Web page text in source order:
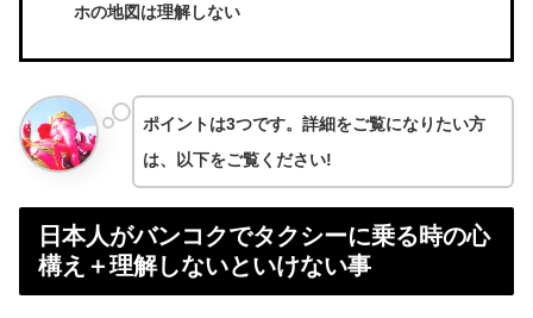
ホの地図は理解しない
ポイントは3つです。詳細をご覧になりたい方
は、以下をご覧ください!
日本人がバンコクでタクシーに乗る時の心
構え＋理解しないといけない事